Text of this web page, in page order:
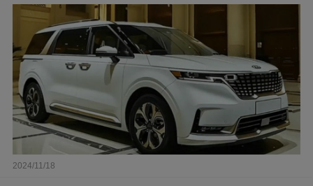
2024/11/18